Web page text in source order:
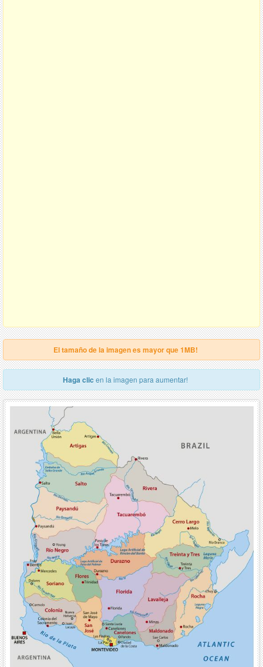
El tamaño de la imagen es mayor que 1MB!
Haga clic en la imagen para aumentar!